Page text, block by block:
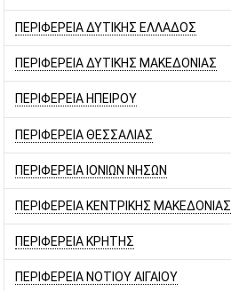
ΠΕΡΙΦΕΡΕΙΑ ΔΥΤΙΚΗΣ ΕΛΛΑΔΟΣ
ΠΕΡΙΦΕΡΕΙΑ ΔΥΤΙΚΗΣ ΜΑΚΕΔΟΝΙΑΣ
ΠΕΡΙΦΕΡΕΙΑ ΗΠΕΙΡΟΥ
ΠΕΡΙΦΕΡΕΙΑ ΘΕΣΣΑΛΙΑΣ
ΠΕΡΙΦΕΡΕΙΑ ΙΟΝΙΩΝ ΝΗΣΩΝ
ΠΕΡΙΦΕΡΕΙΑ ΚΕΝΤΡΙΚΗΣ ΜΑΚΕΔΟΝΙΑΣ
ΠΕΡΙΦΕΡΕΙΑ ΚΡΗΤΗΣ
ΠΕΡΙΦΕΡΕΙΑ ΝΟΤΙΟΥ ΑΙΓΑΙΟΥ